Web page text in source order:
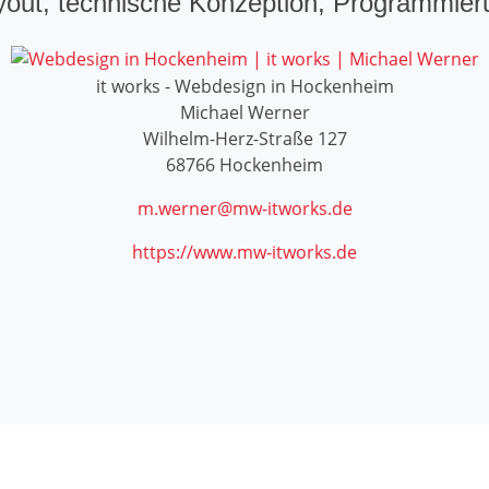
it works - Webdesign in Hockenheim
Michael Werner
Wilhelm-Herz-Straße 127
68766 Hockenheim
m.werner@mw-itworks.de
https://www.mw-itworks.de